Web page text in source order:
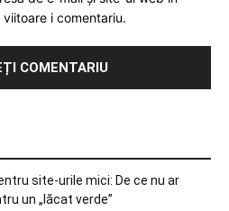
i comentariu.
site-urile mici: De ce nu ar
un „lăcat verde”